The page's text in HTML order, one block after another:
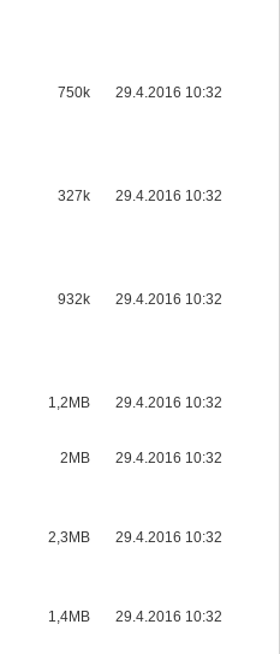
750k 29.4.2016 10:32
327k 29.4.2016 10:32
932k 29.4.2016 10:32
1,2MB 29.4.2016 10:32
2MB 29.4.2016 10:32
2,3MB 29.4.2016 10:32
1,4MB 29.4.2016 10:32